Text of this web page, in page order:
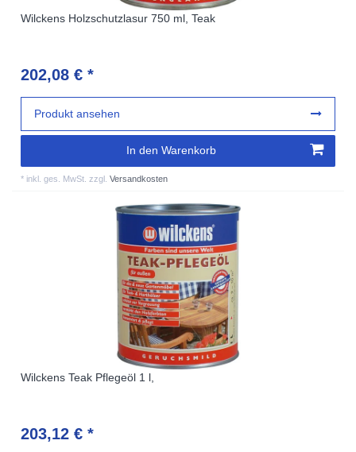
Wilckens Holzschutzlasur 750 ml, Teak
202,08 € *
In den Warenkorb
* inkl. ges. MwSt. zzgl.Versandkosten
Produkt ansehen
Wilckens Teak Pflegeöl 1 l,
203,12 € *